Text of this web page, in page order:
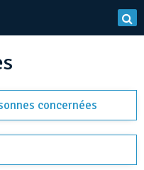
concernées